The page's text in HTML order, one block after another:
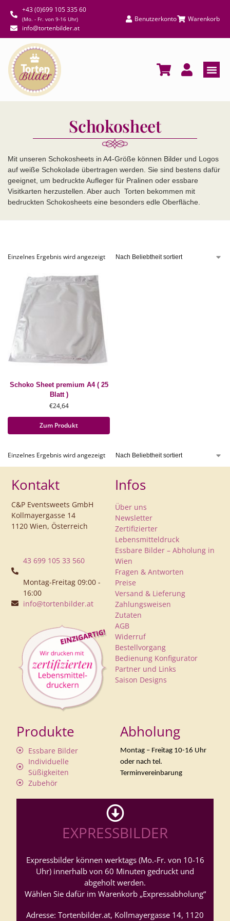
+43 (0)699 105 335 60
(Mo. - Fr. von 9-16 Uhr)
info@tortenbilder.at
Benutzerkonto Warenkorb
Schokosheet
Mit unseren Schokosheets in A4-Größe können Bilder und Logos
auf weiße Schokolade übertragen werden. Sie sind bestens dafür
geeignet, um bedruckte Aufleger für Pralinen oder essbare
Visitkarten herzustellen. Aber auch Torten bekommen mit
bedruckten Schokosheets eine besonders edle Oberfläche.
Einzelnes Ergebnis wird angezeigt
Schoko Sheet premium A4 ( 25
Blatt )
€24,64
Zum Produkt
Einzelnes Ergebnis wird angezeigt
Kontakt
C&P Eventsweets GmbH
Kollmayergasse 14
1120 Wien, Österreich
43 699 105 33 560
Montag-Freitag 09:00 -
16:00
info@tortenbilder.at
Infos
Über uns
Newsletter
Zertifizierter
Lebensmitteldruck
Essbare Bilder – Abholung in
Wien
Fragen & Antworten
Preise
Versand & Lieferung
Zahlungsweisen
Zutaten
AGB
Widerruf
Bestellvorgang
Bedienung Konfigurator
Partner und Links
Saison Designs
Produkte
Essbare Bilder
Individuelle
Süßigkeiten
Zubehör
Abholung
Montag – Freitag 10-16 Uhr
oder nach tel.
Terminvereinbarung
EXPRESSBILDER
Expressbilder können werktags (Mo.-Fr. von 10-16
Uhr) innerhalb von 60 Minuten gedruckt und
abgeholt werden.
Wählen Sie dafür im Warenkorb „Expressabholung“
Adresse: Tortenbilder.at, Kollmayergasse 14, 1120